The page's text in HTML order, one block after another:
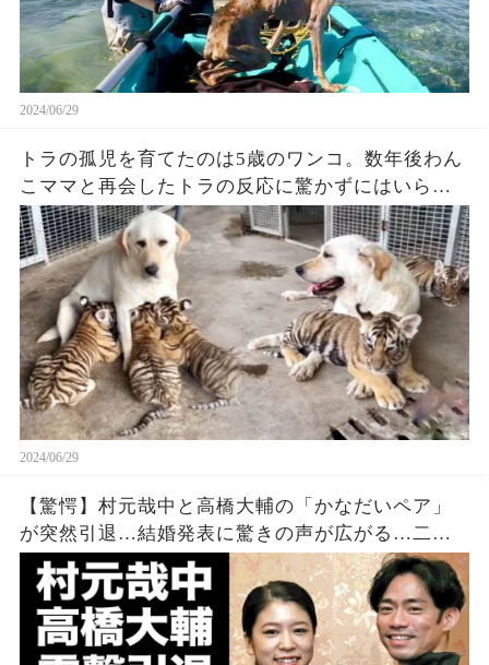
2024/06/29
トラの孤児を育てたのは5歳のワンコ。数年後わん
こママと再会したトラの反応に驚かずにはいられ
ない
2024/06/29
【驚愕】村元哉中と高橋大輔の「かなだいペア」
が突然引退…結婚発表に驚きの声が広がる…二人
が左手薬指の指輪を公にしない理由に驚きの声が
上がる…